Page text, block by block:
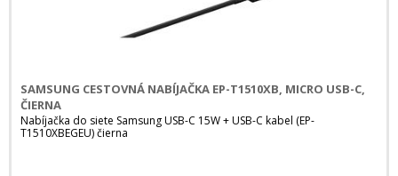
SAMSUNG CESTOVNÁ NABÍJAČKA EP-T1510XB, MICRO USB-C,
ČIERNA
Nabíjačka do siete Samsung USB-C 15W + USB-C kabel (EP-
T1510XBEGEU) čierna